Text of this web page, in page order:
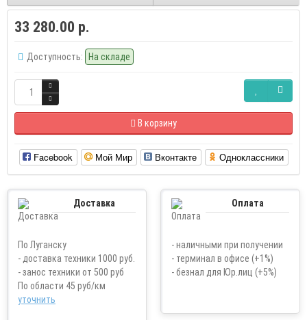
33 280.00 р.
Доступность: На складе
В корзину
Facebook Мой Мир Вконтакте Одноклассники
Доставка
По Луганску
- доставка техники 1000 руб.
- занос техники от 500 руб
По области 45 руб/км
уточнить
Оплата
- наличными при получении
- терминал в офисе (+1%)
- безнал для Юр.лиц (+5%)